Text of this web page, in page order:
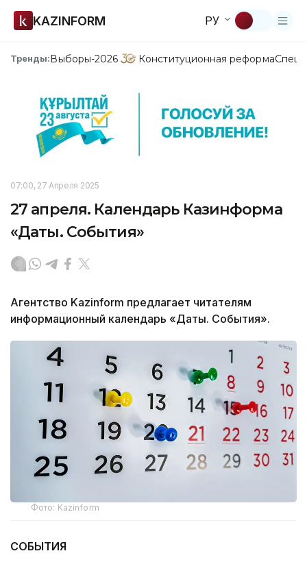
KAZINFORM РУ
Тренды:Выборы-2026 Конституционная реформа
07:00, 27 Апреля 2025
27 апреля. Календарь Казинформа
«Даты. События»
Агентство Kazinform предлагает читателям
информационный календарь «Даты. События».
Фото: Kazinform
СОБЫТИЯ